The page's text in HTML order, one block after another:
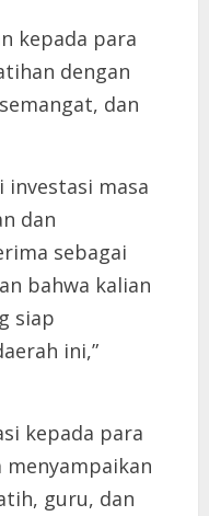
kepada para
dengan
dan
investasi masa
dan
sebagai
bahwa kalian
siap
ini,”
kepada para
guru, dan